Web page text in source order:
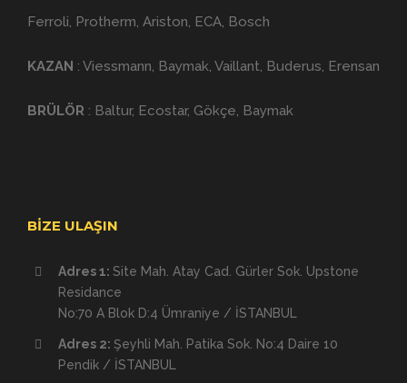
Ferroli, Protherm, Ariston, ECA, Bosch
KAZAN : Viessmann, Baymak, Vaillant, Buderus, Erensan
BRÜLÖR : Baltur, Ecostar, Gökçe, Baymak
BIZE ULAŞIN
Adres 1: Site Mah. Atay Cad. Gürler Sok. Upstone
Residance
No:70 A Blok D:4 Ümraniye / İSTANBUL
Adres 2: Şeyhli Mah. Patika Sok. No:4 Daire 10
Pendik / İSTANBUL